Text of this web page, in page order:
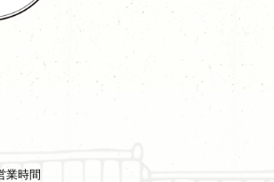
業時間